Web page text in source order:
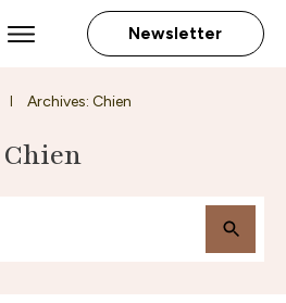
Newsletter
Archives: Chien
Chien